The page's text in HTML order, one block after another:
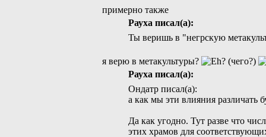
примерно также
Рауха писал(а):
Ты веришь в "негрскую
я верю в метакультуры?
Рауха писал(а):
Ондатр писал(а):
а как мы эти влияния различать
Да как угодно. Тут разве что
этих храмов для